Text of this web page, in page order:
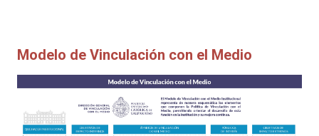
Modelo de Vinculación con el Medio